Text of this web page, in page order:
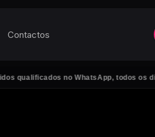
no WhatsApp, todos os dias
Contactos